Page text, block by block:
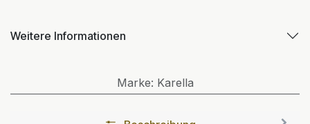
Weitere Informationen
Marke: Karella